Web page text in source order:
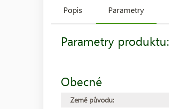
Popis Parametry
Parametry produktu:
Obecné
Země původu: